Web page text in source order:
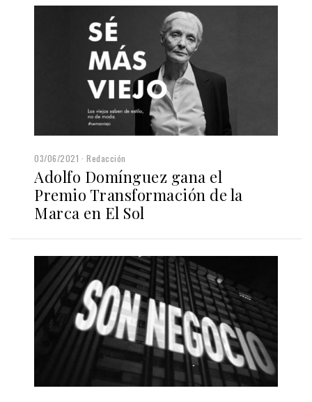
03/06/2021 Redacción
Adolfo Domínguez gana el
Premio Transformación de la
Marca en El Sol